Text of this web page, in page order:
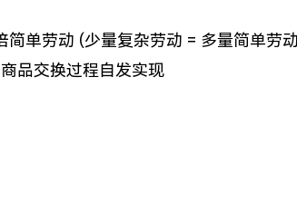
简单劳动 (少量复杂劳动 = 多量简单劳
品交换过程自发实现